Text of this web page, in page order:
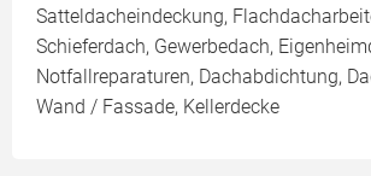
Satteldacheindeckung,
Schieferdach, Gewerbedach,
Notfallreparaturen, Dachabdichtung,
Wand / Fassade, Kellerdecke